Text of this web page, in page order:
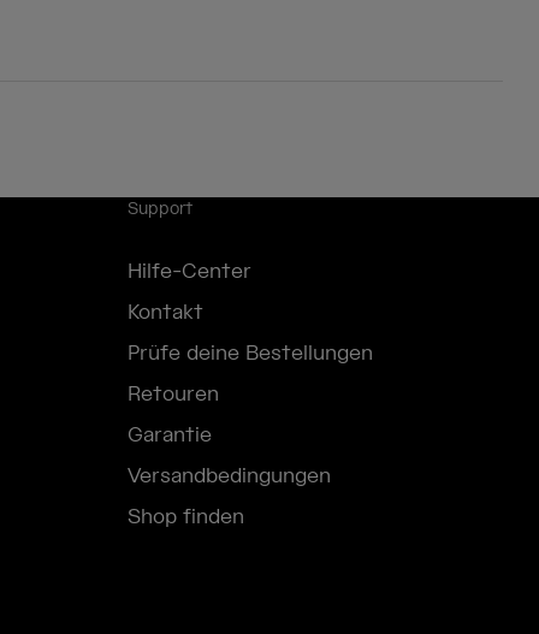
Support
Hilfe-Center
Kontakt
Prüfe deine Bestellungen
Retouren
Garantie
Versandbedingungen
Shop finden